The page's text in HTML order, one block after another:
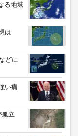
る地域
想は
どに
い痛
孤立